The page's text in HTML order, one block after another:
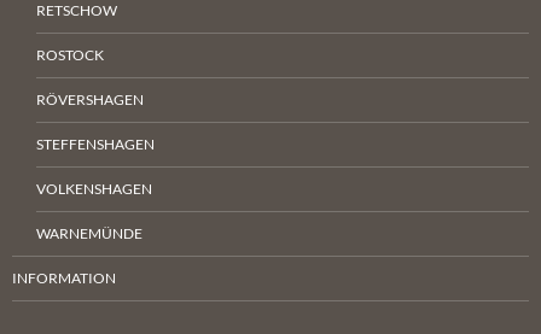
RETSCHOW
ROSTOCK
RÖVERSHAGEN
STEFFENSHAGEN
VOLKENSHAGEN
WARNEMÜNDE
INFORMATION